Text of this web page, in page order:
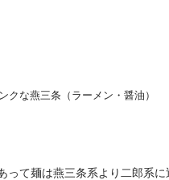
な燕三条（ラーメン・醤油）
って麺は燕三条系より二郎系